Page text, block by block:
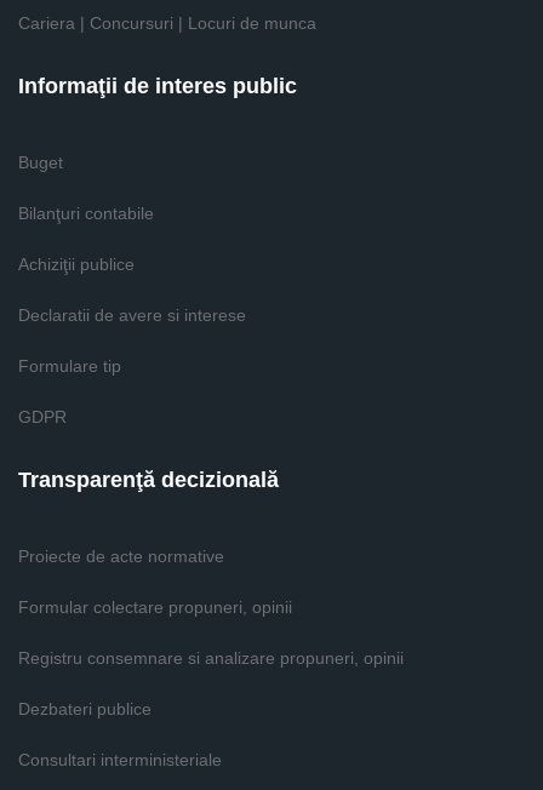
Cariera | Concursuri | Locuri de munca
Informaţii de interes public
Buget
Bilanţuri contabile
Achiziţii publice
Declaratii de avere si interese
Formulare tip
GDPR
Transparenţă decizională
Proiecte de acte normative
Formular colectare propuneri, opinii
Registru consemnare si analizare propuneri, opinii
Dezbateri publice
Consultari interministeriale